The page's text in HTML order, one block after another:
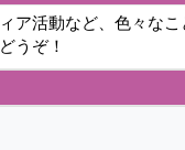
ア活動など、色々な
うぞ！